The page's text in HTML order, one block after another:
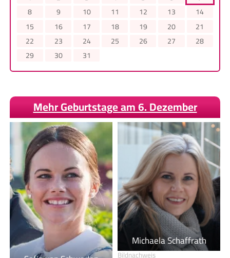
8
9 10 11 12 13
14
15
16 17 18 19 20
21
22
23 24 25 26 27
28
29
30 31
Mehr Geburtstage am 6. Dezember
Michaela Schaffrath
Bildnachweis